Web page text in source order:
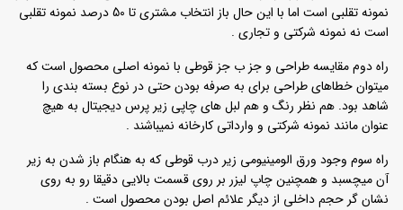
نمونه تقلبی است اما با این حال باز انتخاب مشتری تا 50 درصد نمونه تقلبی
است نه نمونه شرکتی و تجاری .
راه دوم مقایسه طراحی و جز ب جز قوطی با نمونه اصلی محصول است که
میتوان خطاهای طراحی برای به صرفه بودن حتی در نوع بسته بندی را
شاهد بود. هم نظر رنگ و هم لبل های چاپی زیر پرس دیجیتال به هیچ
عنوان مانند نمونه شرکتی و وارداتی کارخانه نمیباشند .
راه سوم وجود ورق الومینیومی زیر درب قوطی که به هنگام باز شدن به زیر
آن میچسبد و همچنین چاپ لیزر بر روی قسمت بالایی دقیقا رو به روی
نشان گر حجم داخلی از دیگر علائم اصل بودن محصول است .